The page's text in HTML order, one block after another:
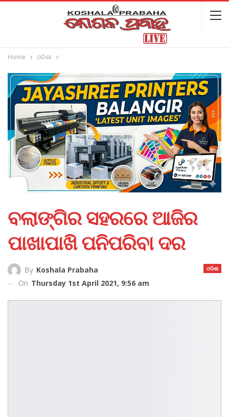
Home ଓଡିଶା
ବଲାଙ୍ଗିର ସହରରେ ଆଜିର
ପାଖାପାଖି ପନିପରିବା ଦର
ଓଡିଶା
By Koshala Prabaha
On Thursday 1st April 2021, 9:56 am